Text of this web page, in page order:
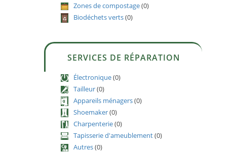
Zones de compostage(0)
Biodéchets verts(0)
SERVICES DE RÉPARATION
Électronique(0)
Tailleur(0)
Appareils ménagers(0)
Shoemaker(0)
Charpenterie(0)
Tapisserie d'ameublement(0)
Autres(0)